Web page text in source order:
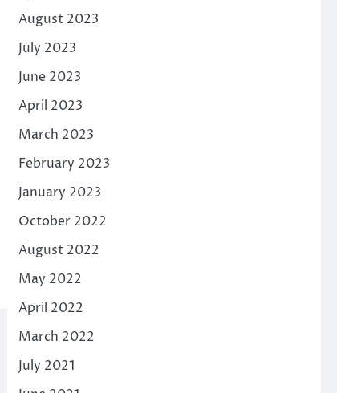
August 2023
July 2023
June 2023
April 2023
March 2023
February 2023
January 2023
October 2022
August 2022
May 2022
April 2022
March 2022
July 2021